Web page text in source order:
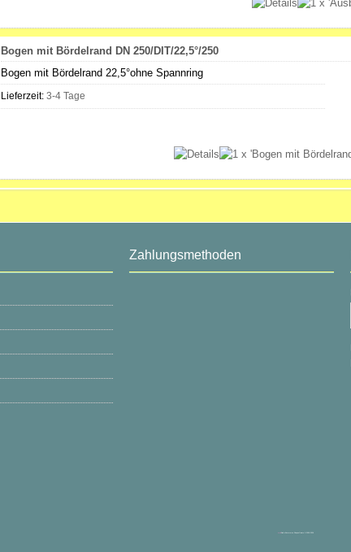
Bogen mit Bördelrand DN 250/DIT/22,5°/250
Bogen mit Bördelrand 22,5°ohne Spannring
Lieferzeit: 3-4 Tage
Zahlungsmethoden